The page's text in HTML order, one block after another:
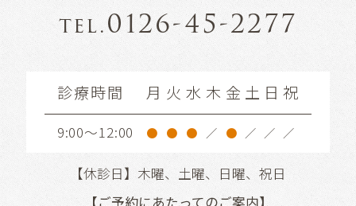
tel.0126-45-2277
診療時間 月 火 水 木 金 土 日 祝
9:00～12:00 ● ● ● ／ ● ／ ／ ／
【休診日】木曜、土曜、日曜、祝日
【ご予約にあたってのご案内】